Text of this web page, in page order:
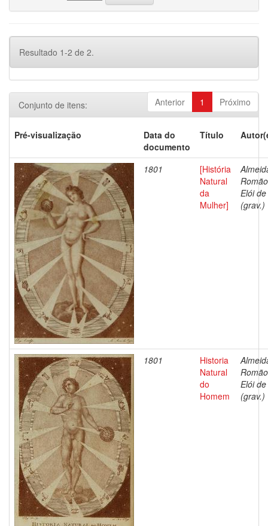
Resultado 1-2 de 2.
Anterior 1 Próximo
Conjunto de itens:
Pré-visualização
Data do
documento
Título
1801
[História
Natural
da
Mulher]
Romão
Elói de
(grav.)
1801
Historia
Natural
do
Homem
Romão
Elói de
(grav.)